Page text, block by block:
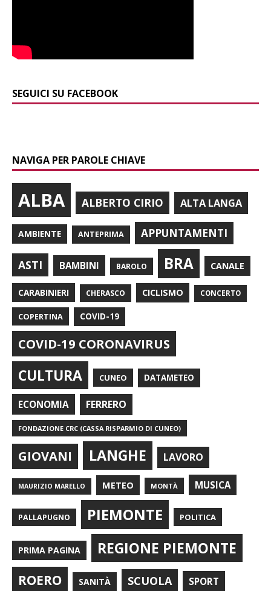
SEGUICI SU FACEBOOK
NAVIGA PER PAROLE CHIAVE
ALBA ALBERTO CIRIO ALTA LANGA
AMBIENTE ANTEPRIMA APPUNTAMENTI
ASTI BAMBINI BAROLO BRA CANALE
CARABINIERI CHERASCO CICLISMO CONCERTO
COPERTINA COVID-19
COVID-19 CORONAVIRUS
CULTURA CUNEO DATAMETEO
ECONOMIA FERRERO
FONDAZIONE CRC (CASSA RISPARMIO DI CUNEO)
GIOVANI LANGHE LAVORO
MAURIZIO MARELLO METEO MONTÀ MUSICA
PALLAPUGNO PIEMONTE POLITICA
PRIMA PAGINA REGIONE PIEMONTE
ROERO SANITÀ SCUOLA SPORT